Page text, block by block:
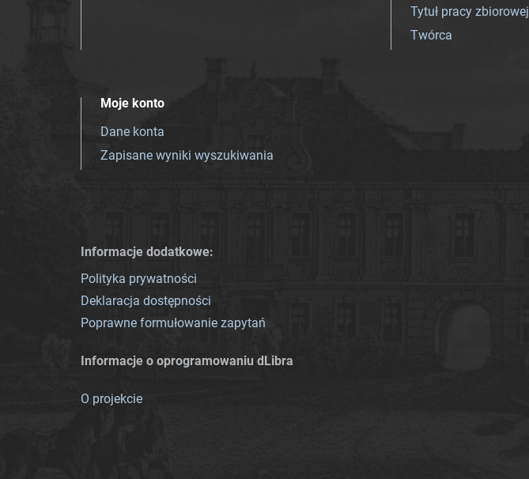
Tytuł pracy zbiorowej
Twórca
Moje konto
Dane konta
Zapisane wyniki wyszukiwania
Informacje dodatkowe:
Polityka prywatności
Deklaracja dostępności
Poprawne formułowanie zapytań
Informacje o oprogramowaniu dLibra
O projekcie